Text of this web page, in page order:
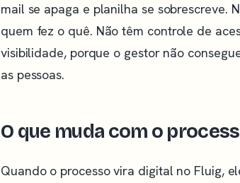
mail se apaga e planilha se
quem fez o quê. Não têm controle de
visibilidade, porque o gestor não
as pessoas.
O que muda com o
Quando o processo vira digital no Fluig,